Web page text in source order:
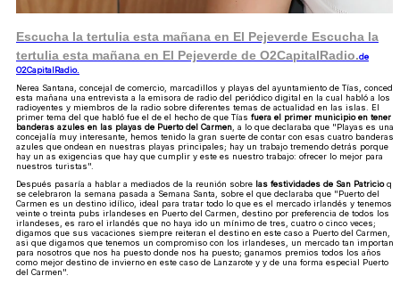
Escucha la tertulia esta mañana en El Pejeverde Escucha la
tertulia esta mañana en El Pejeverde de O2CapitalRadio.de
O2CapitalRadio.
Nerea Santana, concejal de comercio, marcadillos y playas del ayuntamiento de Tías, concedió
esta mañana una entrevista a la emisora de radio del periódico digital en la cual habló a los
radioyentes y miembros de la radio sobre diferentes temas de actualidad en las islas. El
primer tema del que habló fue el de el hecho de que Tías fuera el primer municipio en tener
banderas azules en las playas de Puerto del Carmen , a lo que declaraba que "Playas es una
concejalía muy interesante, hemos tenido la gran suerte de contar con esas cuatro banderas
azules que ondean en nuestras playas principales; hay un trabajo tremendo detrás porque
hay un as exigencias que hay que cumplir y este es nuestro trabajo: ofrecer lo mejor para
nuestros turistas".
Después pasaría a hablar a mediados de la reunión sobre las festividades de San Patricio
se celebraron la semana pasada a Semana Santa, sobre el que declaraba que "Puerto del
Carmen es un destino idílico, ideal para tratar todo lo que es el mercado irlandés y tenemos
veinte o treinta pubs irlandeses en Puerto del Carmen, destino por preferencia de todos los
irlandeses, es raro el irlandés que no haya ido un mínimo de tres, cuatro o cinco veces;
digamos que sus vacaciones siempre reiteran el destino en este caso a Puerto del Carmen,
asi que digamos que tenemos un compromiso con los irlandeses, un mercado tan importante
para nosotros que nos ha puesto donde nos ha puesto; ganamos premios todos los años
como mejor destino de invierno en este caso de Lanzarote y y de una forma especial Puerto
del Carmen".